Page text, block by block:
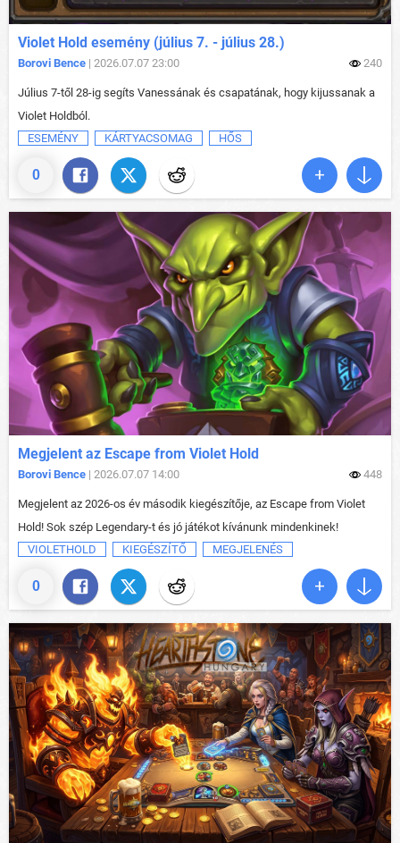
0
Violet Hold esemény (július 7. - július 28.)
Borovi Bence | 2026.07.07 23:00 240
Július 7-től 28-ig segíts Vanessának és csapatának, hogy kijussanak a
Violet Holdból.
ESEMÉNY
KÁRTYACSOMAG HŐS
0
Megjelent az Escape from Violet Hold
Borovi Bence | 2026.07.07 14:00 448
Megjelent az 2026-os év második kiegészítője, az Escape from Violet
Hold! Sok szép Legendary-t és jó játékot kívánunk mindenkinek!
VIOLETHOLD
KIEGÉSZÍTŐ MEGJELENÉS